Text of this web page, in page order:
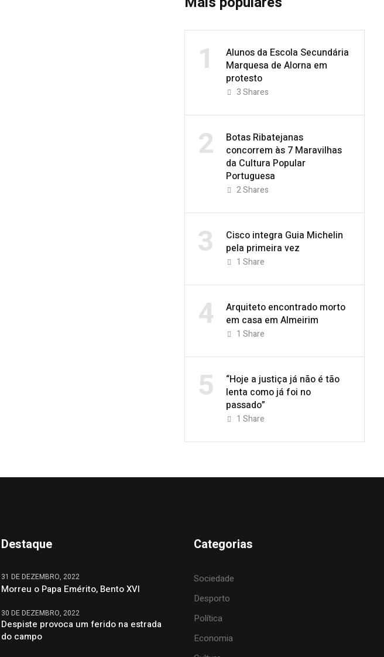
1
Alunos da Escola Secundária
Marquesa de Alorna em
protesto
3Shares
2
Botas Ribatejanas
concorrem às 7 Maravilhas
da Cultura Popular
Portuguesa
2Shares
3
Cisco integra Guia Michelin
pela primeira vez
1 Share
4
Arquiteto encontrado morto
em casa em Almeirim
1 Share
5
“Hoje a justiça já não é tão
lenta como já foi no
passado”
1 Share
Destaque
31 DE DEZEMBRO, 2022
Morreu o Papa Emérito, Bento XVI
30 DE DEZEMBRO, 2022
Despiste provoca um ferido na estrada
do campo
Categorias
Sociedade
Desporto
Política
Economia